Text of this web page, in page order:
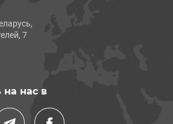
7
на нас в